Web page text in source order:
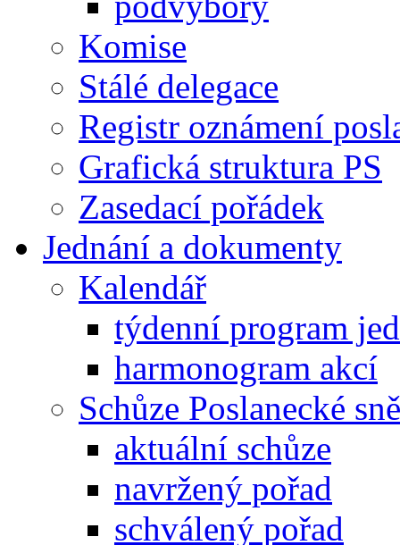
Komise
Stálé delegace
Registr oznámení
Grafická struktura PS
Zasedací pořádek
Jednání a dokumenty
Kalendář
týdenní program
harmonogram akcí
Schůze Poslanecké
aktuální schůze
navržený pořad
schválený pořad